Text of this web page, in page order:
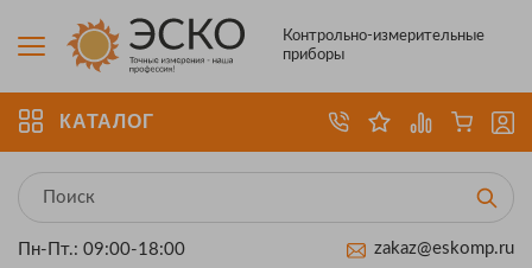
Контрольно-измерительные
приборы
КАТАЛОГ
Пн-Пт.: 09:00-18:00
zakaz@eskomp.ru